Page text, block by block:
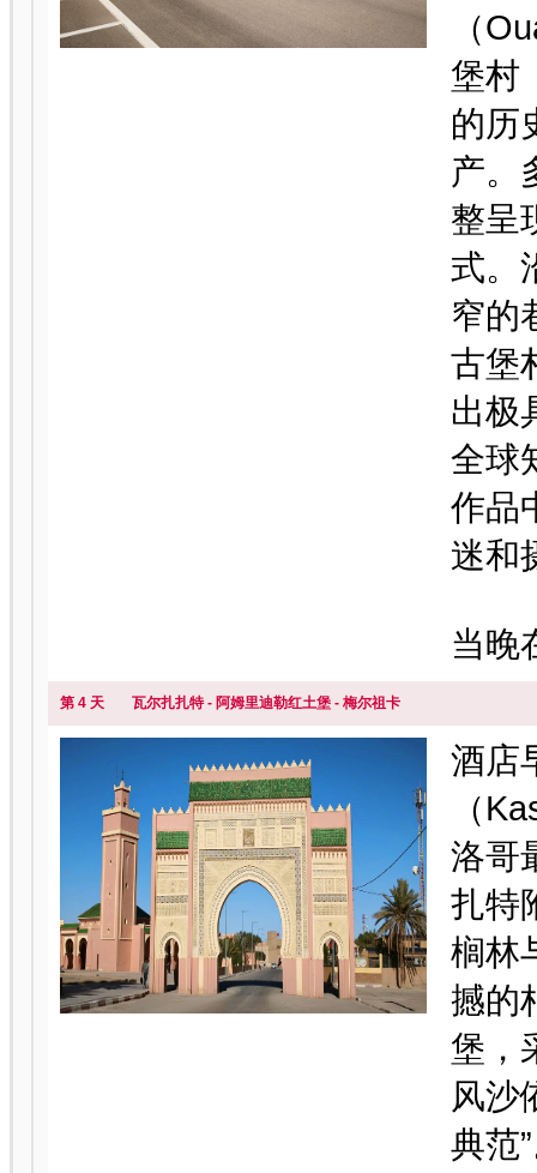
（
堡村
的历
产。
整呈
式。
窄的
古堡
出极
全球
作品
迷和
当晚
第 4 天 瓦尔扎扎特 - 阿姆里迪勒红土堡 - 梅尔祖卡
酒店
（
洛哥
扎特
榈林
撼的
堡，
风沙
典范